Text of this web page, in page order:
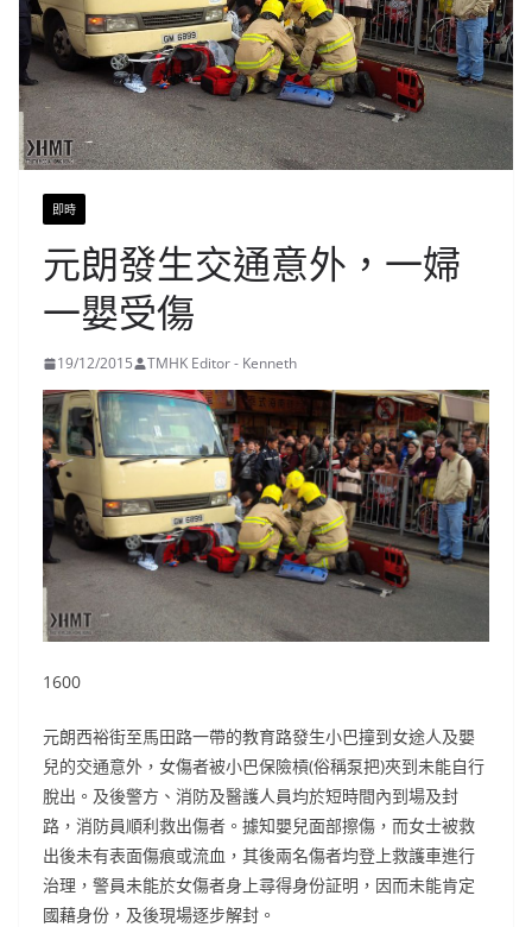
即時
元朗發生交通意外，一婦
一嬰受傷
19/12/2015 TMHK Editor - Kenneth
1600
元朗西裕街至馬田路一帶的教育路發生小巴撞到女途人及嬰
兒的交通意外，女傷者被小巴保險槓(俗稱泵把)夾到未能自行
脫出。及後警方、消防及醫護人員均於短時間內到場及封
路，消防員順利救出傷者。據知嬰兒面部擦傷，而女士被救
出後未有表面傷痕或流血，其後兩名傷者均登上救護車進行
治理，警員未能於女傷者身上尋得身份証明，因而未能肯定
國藉身份，及後現場逐步解封。